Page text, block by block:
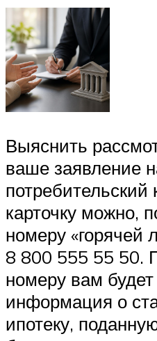
Выяснить
ваше заявление
потребительский
карточку можно,
номеру «горячей
8 800 555 55 50.
номеру вам
информация о
ипотеку,